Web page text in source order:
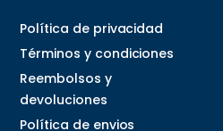
Política de privacidad
Términos y condiciones
Reembolsos y
devoluciones
Política de envios